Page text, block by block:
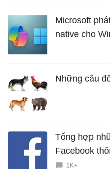
Microsoft
native cho
Những câu
Tổng hợp
Facebook
1K+